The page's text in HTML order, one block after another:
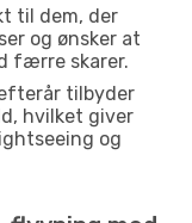
til dem, der
og ønsker at
færre skarer.
tilbyder
hvilket giver
og